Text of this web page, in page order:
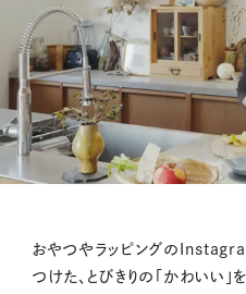
おやつやラッピングの
つけた、とびきりの「かわいい」